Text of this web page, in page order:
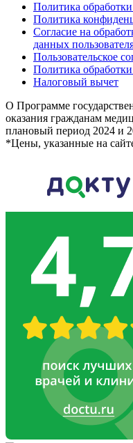
Политика
Политика
Согласие на
данных
Пользовательское
Политика
Налоговый вычет
О Программе
оказания гражданам
плановый период 2024 и
*Цены, указанные на